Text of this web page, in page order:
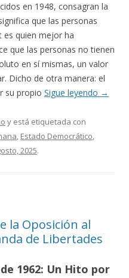
en 1948, consagran la
que las personas
es quien mejor ha
que las personas no tienen
en sí mismas, un valor
Dicho de otra manera: el
su propio Sigue leyendo →
y está etiquetada con
, Estado Democrático,
2025.
la Oposición al
de Libertades
1962: Un Hito por